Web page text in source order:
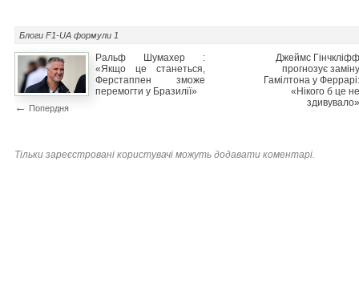
Блоги F1-UA формули 1
Ральф Шумахер :
«Якщо це станеться,
Ферстаппен зможе
перемогти у Бразилії»
← Попердня
Джеймс Гінчкліфф
прогнозує заміну
Гамілтона у Феррарі:
«Нікого б це не
здивувало»
Тільки зареєстровані користувачі можуть додавати коментарі.